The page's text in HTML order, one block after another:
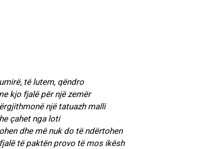
të lutem, qëndro
kjo fjalë për një zemër
një tatuazh malli
çahet nga loti
dhe më nuk do të ndërtohen
të paktën provo të mos ikësh